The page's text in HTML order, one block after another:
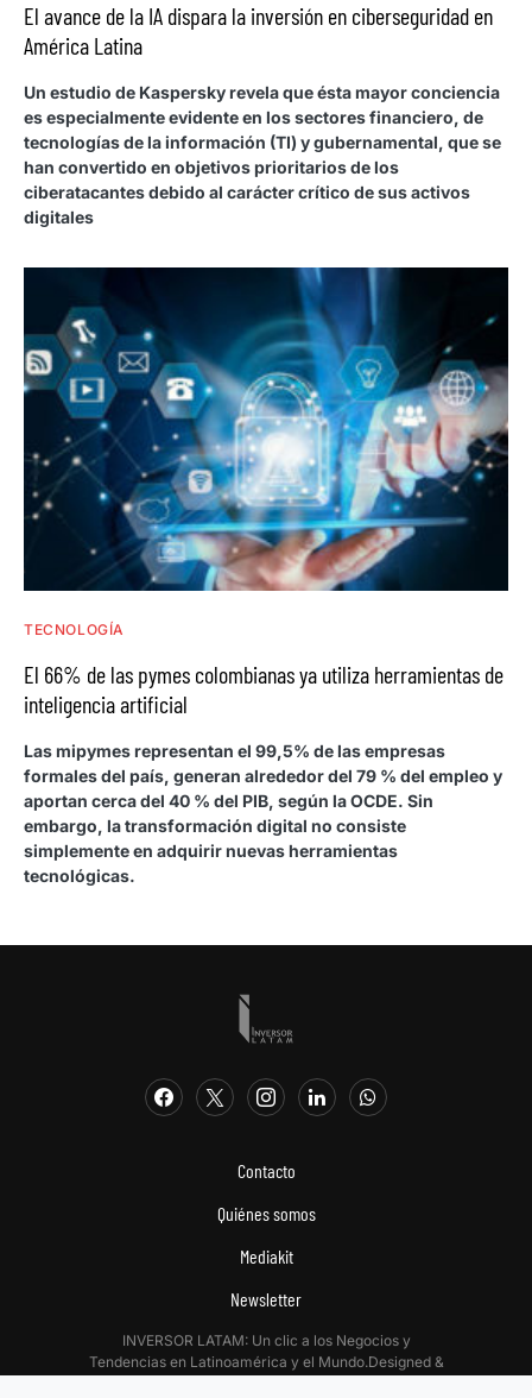
El avance de la IA dispara la inversión en ciberseguridad en
América Latina
Un estudio de Kaspersky revela que ésta mayor conciencia
es especialmente evidente en los sectores financiero, de
tecnologías de la información (TI) y gubernamental, que se
han convertido en objetivos prioritarios de los
ciberatacantes debido al carácter crítico de sus activos
digitales
TECNOLOGÍA
El 66% de las pymes colombianas ya utiliza herramientas de
inteligencia artificial
Las mipymes representan el 99,5% de las empresas
formales del país, generan alrededor del 79 % del empleo y
aportan cerca del 40 % del PIB, según la OCDE. Sin
embargo, la transformación digital no consiste
simplemente en adquirir nuevas herramientas
tecnológicas.
Contacto
Quiénes somos
Mediakit
Newsletter
INVERSOR LATAM: Un clic a los Negocios y
Tendencias en Latinoamérica y el Mundo.Designed &